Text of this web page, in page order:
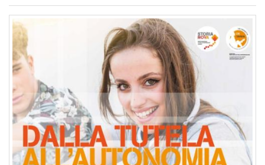
analisi
pr
l'infanzia
e
l'adolescenza